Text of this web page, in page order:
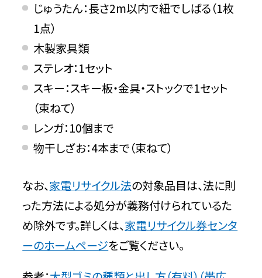
じゅうたん：長さ2m以内で紐でしばる（1枚
1点）
木製家具類
ステレオ：1セット
スキー：スキー板・金具・ストックで1セット
（束ねて）
レンガ：10個まで
物干しざお：4本まで（束ねて）
なお、家電リサイクル法の対象品目は、法に則
った方法による処分が義務付けられているた
め除外です。詳しくは、家電リサイクル券センタ
ーのホームページをご覧ください。